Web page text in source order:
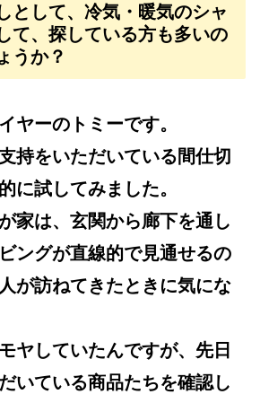
として、冷気・暖気のシャ
て、探している方も多いの
うか？
ヤーのトミーです。
持をいただいている間仕切
に試してみました。
家は、玄関から廊下を通し
ングが直線的で見通せるの
が訪ねてきたときに気にな
ヤしていたんですが、先日
いている商品たちを確認し